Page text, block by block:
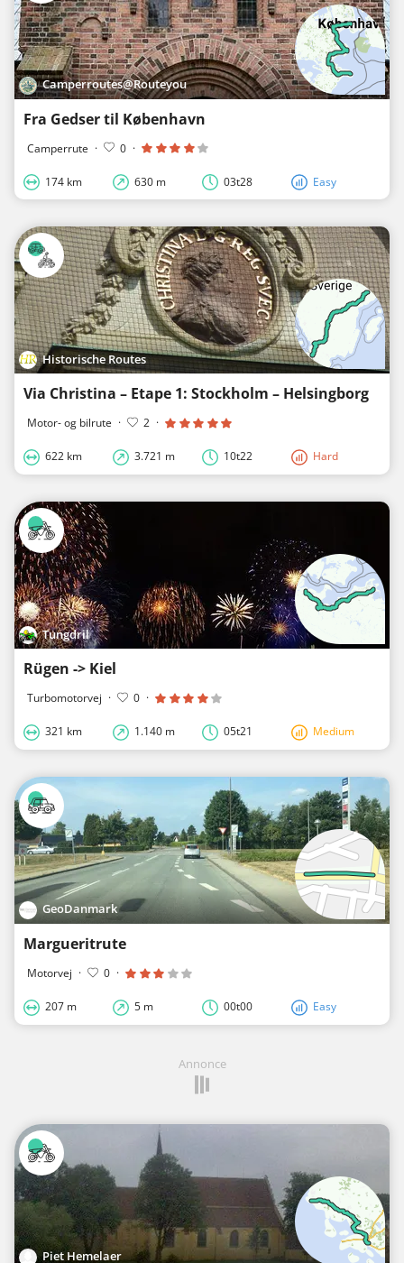
Camperroutes@Routeyou
Fra Gedser til København
Camperrute · 0 ·
174 km 630 m 03t28 Easy
Historische Routes
Via Christina – Etape 1: Stockholm – Helsingborg
Motor- og bilrute · 2 ·
622 km 3.721 m 10t22 Hard
Tungdril
Rügen -> Kiel
Turbomotorvej · 0 ·
321 km 1.140 m 05t21 Medium
GeoDanmark
Margueritrute
Motorvej · 0 ·
207 m 5 m 00t00 Easy
Annonce
Piet Hemelaer